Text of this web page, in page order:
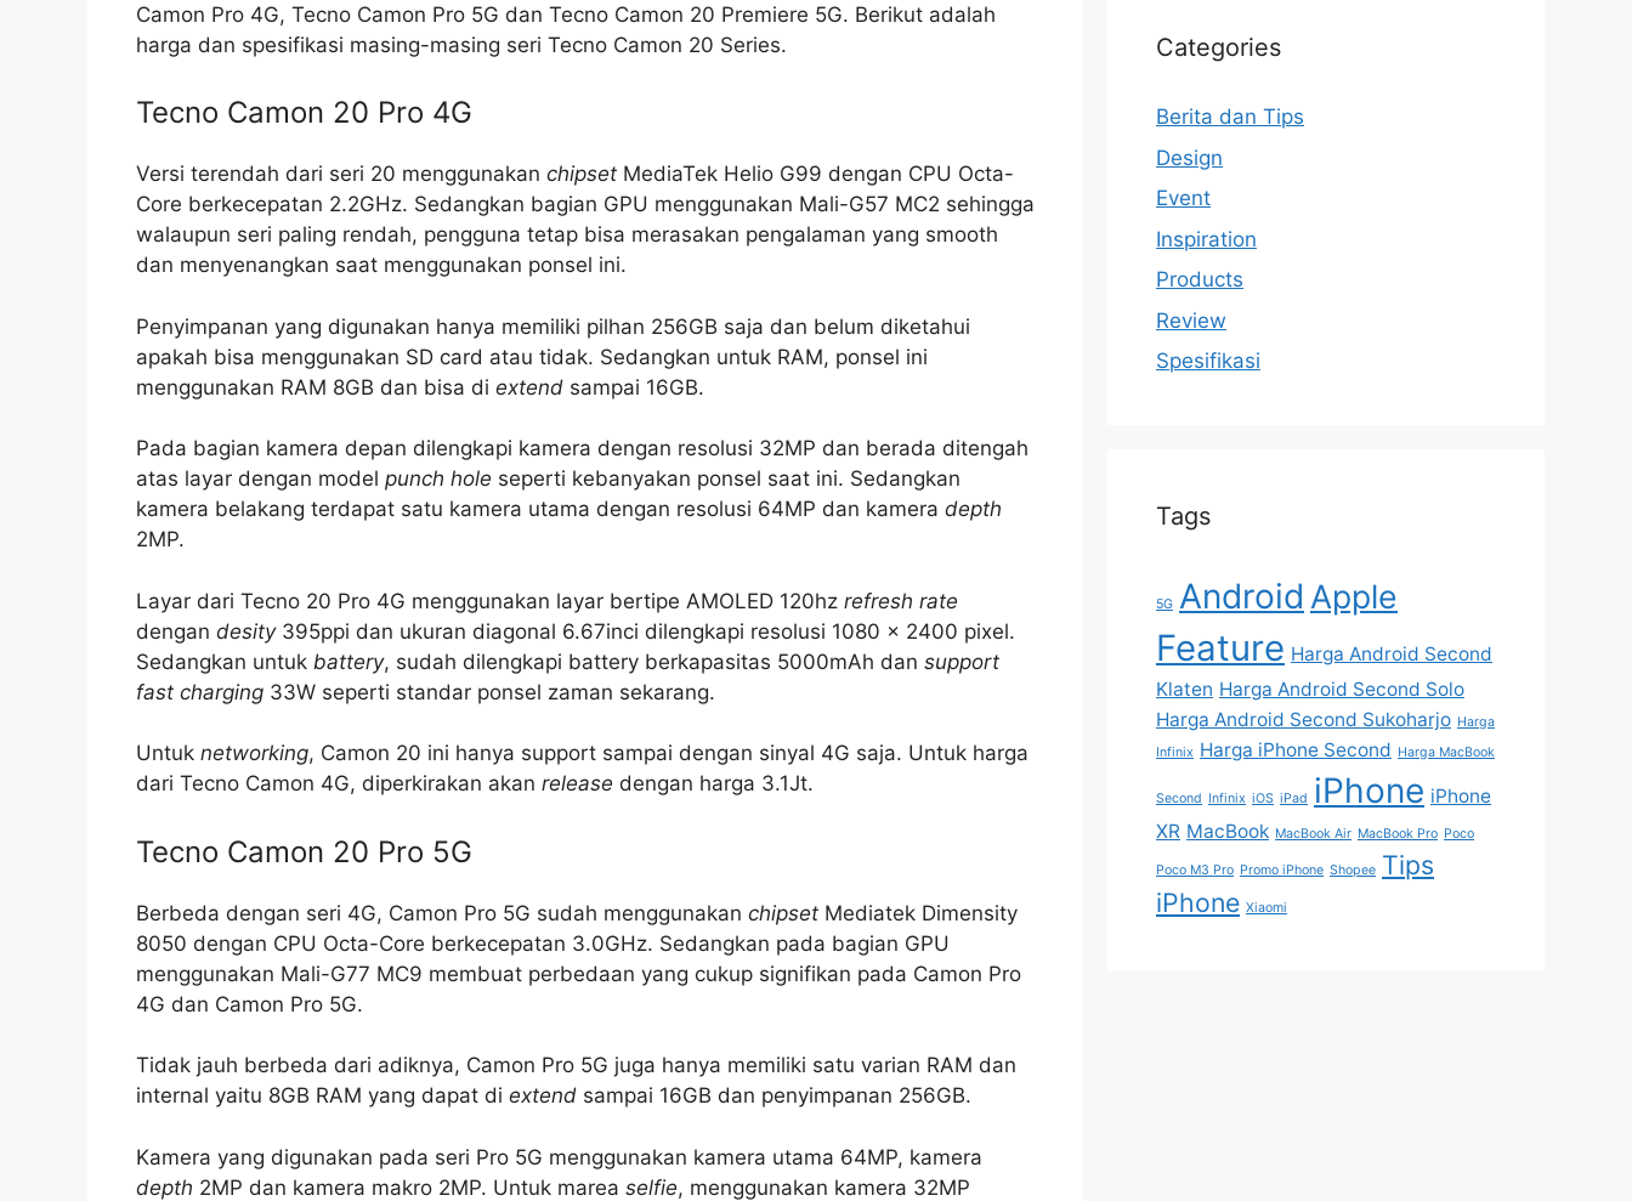
Camon Pro 4G, Tecno Camon Pro 5G dan Tecno Camon 20 Premiere 5G. Berikut adalah
harga dan spesifikasi masing-masing seri Tecno Camon 20 Series.
Tecno Camon 20 Pro 4G
Versi terendah dari seri 20 menggunakan chipset MediaTek Helio G99 dengan CPU Octa-
Core berkecepatan 2.2GHz. Sedangkan bagian GPU menggunakan Mali-G57 MC2 sehingga
walaupun seri paling rendah, pengguna tetap bisa merasakan pengalaman yang smooth
dan menyenangkan saat menggunakan ponsel ini.
Penyimpanan yang digunakan hanya memiliki pilhan 256GB saja dan belum diketahui
apakah bisa menggunakan SD card atau tidak. Sedangkan untuk RAM, ponsel ini
menggunakan RAM 8GB dan bisa di extend sampai 16GB.
Pada bagian kamera depan dilengkapi kamera dengan resolusi 32MP dan berada ditengah
atas layar dengan model punch hole seperti kebanyakan ponsel saat ini. Sedangkan
kamera belakang terdapat satu kamera utama dengan resolusi 64MP dan kamera depth
2MP.
Layar dari Tecno 20 Pro 4G menggunakan layar bertipe AMOLED 120hz refresh rate
dengan desity395ppi dan ukuran diagonal 6.67inci dilengkapi resolusi 1080 x 2400 pixel.
Sedangkan untuk battery, sudah dilengkapi battery berkapasitas 5000mAh dan support
fast charging 33W seperti standar ponsel zaman sekarang.
Untuk networking, Camon 20 ini hanya support sampai dengan sinyal 4G saja. Untuk harga
dari Tecno Camon 4G, diperkirakan akan release dengan harga 3.1Jt.
Tecno Camon 20 Pro 5G
Berbeda dengan seri 4G, Camon Pro 5G sudah menggunakan chipset Mediatek Dimensity
8050 dengan CPU Octa-Core berkecepatan 3.0GHz. Sedangkan pada bagian GPU
menggunakan Mali-G77 MC9 membuat perbedaan yang cukup signifikan pada Camon Pro
4G dan Camon Pro 5G.
Tidak jauh berbeda dari adiknya, Camon Pro 5G juga hanya memiliki satu varian RAM dan
internal yaitu 8GB RAM yang dapat di extend sampai 16GB dan penyimpanan 256GB.
Kamera yang digunakan pada seri Pro 5G menggunakan kamera utama 64MP, kamera
depth 2MP dan kamera makro 2MP. Untuk marea selfie, menggunakan kamera 32MP
Categories
Berita dan Tips
Design
Event
Inspiration
Products
Review
Spesifikasi
Tags
5G Android Apple
Feature Harga Android Second
Klaten Harga Android Second Solo
Harga Android Second Sukoharjo Harga
Infinix Harga iPhone Second Harga MacBook
Second Infinix iOS iPad iPhone iPhone
XR MacBook MacBook Air MacBook Pro Poco
Poco M3 Pro Promo iPhone Shopee Tips
iPhone Xiaomi